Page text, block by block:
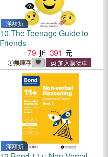
滿額折
10.The Teenage Guide to
Friends
79
391
無庫存
滿額折